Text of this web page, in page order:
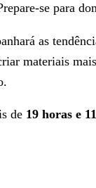
se para
as
materiais
de 19 horas e